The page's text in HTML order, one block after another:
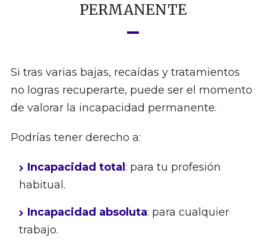
PERMANENTE
Si tras varias bajas, recaídas y tratamientos
no logras recuperarte, puede ser el momento
de valorar la incapacidad permanente.
Podrías tener derecho a:
Incapacidad total : para tu profesión
habitual.
Incapacidad absoluta: para cualquier
trabajo.